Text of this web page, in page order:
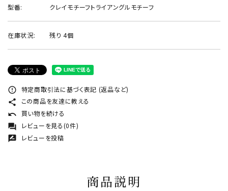
型番: クレイモチーフトライアングルモチーフ
在庫状況: 残り 4個
error_outline 特定商取引法に基づく表記 (返品など)
share この商品を友達に教える
undo 買い物を続ける
forum レビューを見る(0件)
rate_review レビューを投稿
商品説明